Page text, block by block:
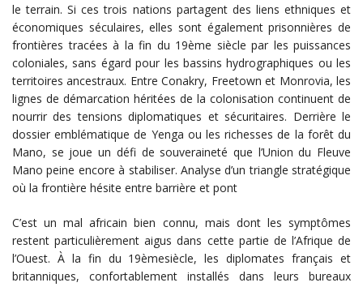
le terrain. Si ces trois nations partagent des liens ethniques et
économiques séculaires, elles sont également prisonnières de
frontières tracées à la fin du 19ème siècle par les puissances
coloniales, sans égard pour les bassins hydrographiques ou les
territoires ancestraux. Entre Conakry, Freetown et Monrovia, les
lignes de démarcation héritées de la colonisation continuent de
nourrir des tensions diplomatiques et sécuritaires. Derrière le
dossier emblématique de Yenga ou les richesses de la forêt du
Mano, se joue un défi de souveraineté que l’Union du Fleuve
Mano peine encore à stabiliser. Analyse d’un triangle stratégique
où la frontière hésite entre barrière et pont
C’est un mal africain bien connu, mais dont les symptômes
restent particulièrement aigus dans cette partie de l’Afrique de
l’Ouest. À la fin du 19èmesiècle, les diplomates français et
britanniques, confortablement installés dans leurs bureaux